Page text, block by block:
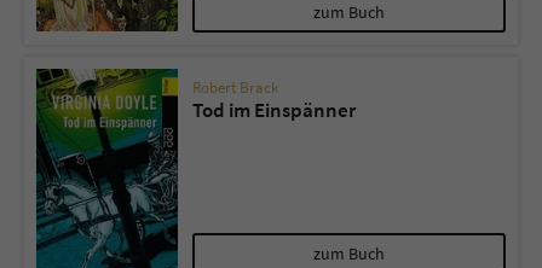
zum Buch
Robert Brack
Tod im Einspänner
zum Buch